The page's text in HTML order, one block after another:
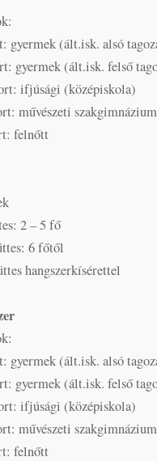
gyermek (ált.isk. alsó
gyermek (ált.isk. felső
ifjúsági (középiskola)
művészeti szakgimnázium
felnőtt
2 – 5 fő
6 főtől
hangszerkísérettel
gyermek (ált.isk. alsó
gyermek (ált.isk. felső
ifjúsági (középiskola)
művészeti szakgimnázium
felnőtt